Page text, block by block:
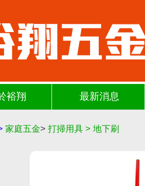
裕翔 最新消息
家庭五金> 打掃用具 > 地下刷